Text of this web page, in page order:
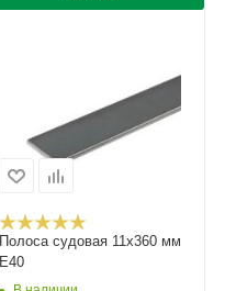
Полоса судовая 11х360 мм
E40